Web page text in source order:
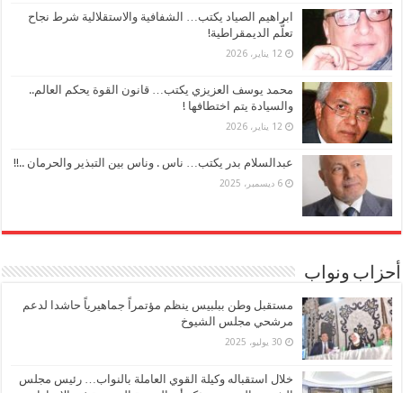
ابراهيم الصياد يكتب… الشفافية والاستقلالية شرط نجاح
تعلُّم الديمقراطية!
12 يناير، 2026
محمد يوسف العزيزي يكتب… قانون القوة يحكم العالم..
والسيادة يتم اختطافها !
12 يناير، 2026
عبدالسلام بدر يكتب… ناس . وناس بين التبذير والحرمان ..!!
6 ديسمبر، 2025
أحزاب ونواب
مستقبل وطن ببلبيس ينظم مؤتمراً جماهيرياً حاشدا لدعم
مرشحي مجلس الشيوخ
30 يوليو، 2025
خلال استقباله وكيلة القوي العاملة بالنواب… رئيس مجلس